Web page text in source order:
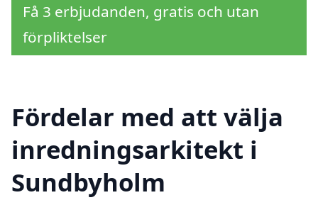
Få 3 erbjudanden, gratis och utan
förpliktelser
Fördelar med att välja
inredningsarkitekt i
Sundbyholm